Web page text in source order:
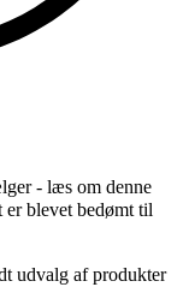
- læs om denne
er blevet bedømt til
udvalg af produkter